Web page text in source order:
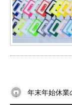
年末年始休業